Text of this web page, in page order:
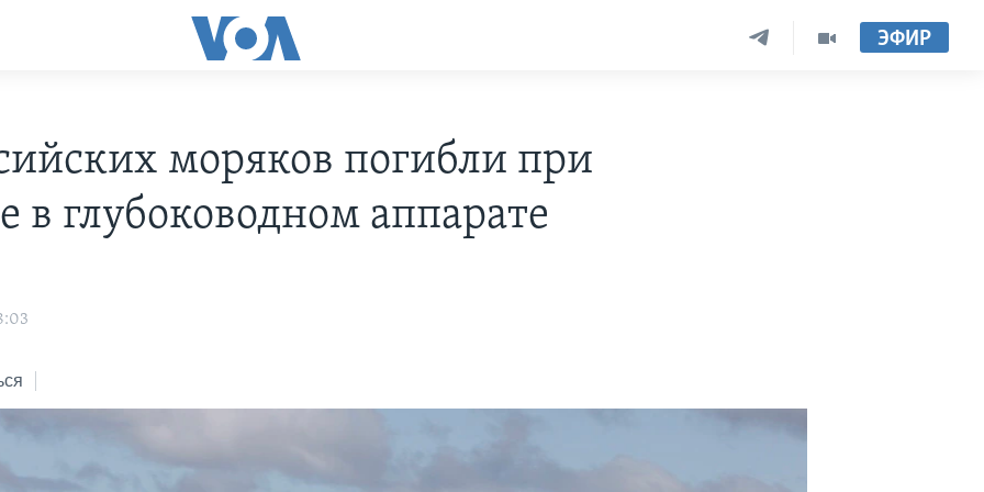
ЭФИР
моряков погибли при
в глубоководном аппарате